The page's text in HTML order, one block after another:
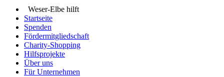
Weser-Elbe hilft
Startseite
Spenden
Fördermitgliedschaft
Charity-Shopping
Hilfsprojekte
Über uns
Für Unternehmen